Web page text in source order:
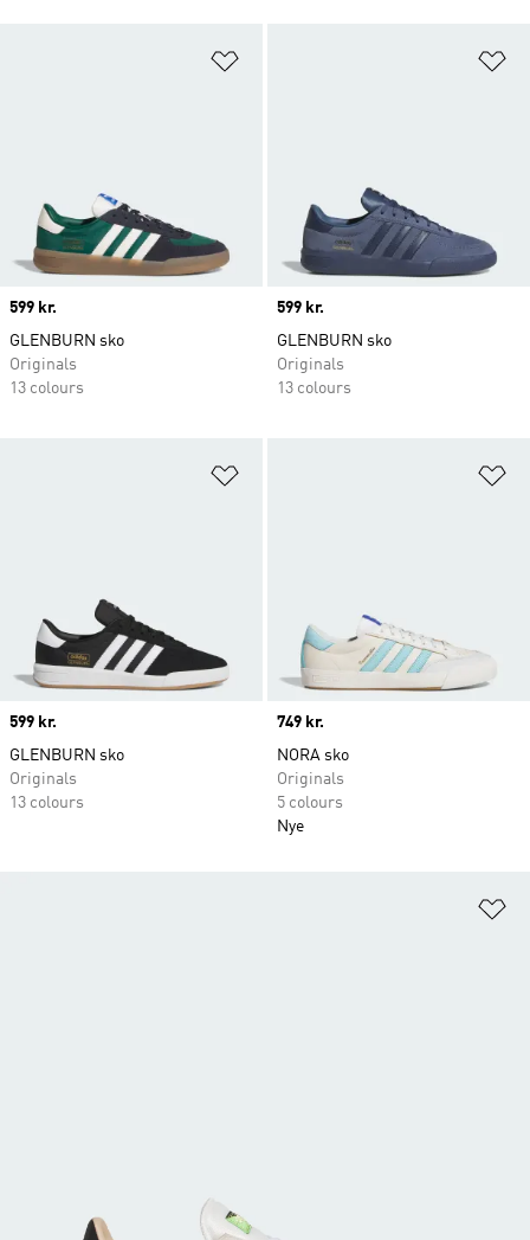
Price
599 kr.
GLENBURN sko
Originals
13 colours
Price
599 kr.
GLENBURN sko
Originals
13 colours
Price
599 kr.
GLENBURN sko
Originals
13 colours
Price
749 kr.
NORA sko
Originals
5 colours
Nye